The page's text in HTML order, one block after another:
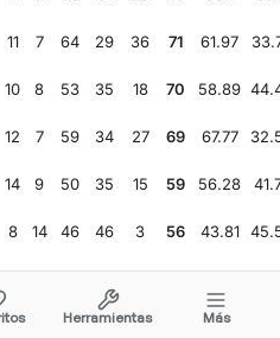
11 7 64 29 36 71 61.97
10 8 53 35 18 70 58.89
12 7 59 34 27 69 67.77
14 9 50 35 15 59 56.28
8 14 46 46 3 56 43.81
8 44 48 -3 42.41
Herramientas Más